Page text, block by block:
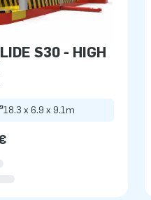
- HIGH
18.3 x 6.9 x 9.1m